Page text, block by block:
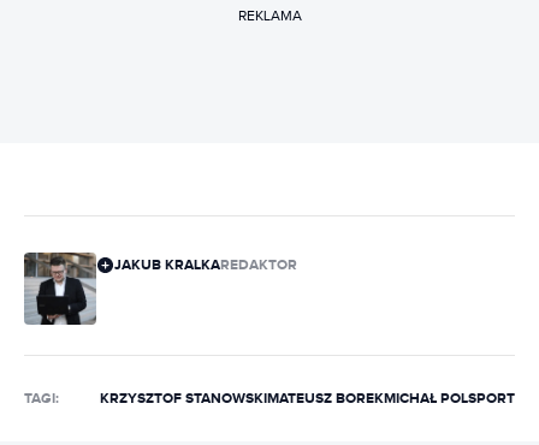
REKLAMA
JAKUB KRALKAREDAKTOR
TAGI: KRZYSZTOF STANOWSKIMATEUSZ BOREKMICHAŁ POLSPORT